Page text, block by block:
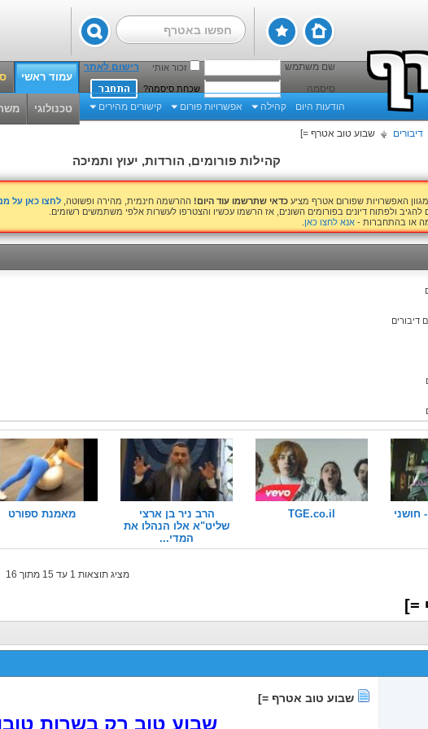
שם משתמש זכור אותי
רישום לאתר
סיסמה
שכחת סיסמה?
עמוד ראשי
הודעות היום קהילה אפשרויות פורום קישורים מהירים טכנולוגי
דיבורים שבוע טוב אטרף =]
קהילות פורומים, הורדות, יעוץ ותמיכה
האפשרויות שפורום אטרף מציע כדאי שתרשמו עוד היום! ההרשמה חינמית, מהירה ופשוטה, לחצו כאן על
ולפתוח דיונים בפורומים השונים, אז הרשמו עכשיו והצטרפו לעשרות אלפי משתמשים רשומים.
או בהתחברות - אנא לחצו כאן
TGE.co.il
הרב ניר בן ארצי
שליט"א אלו הנהלו את
המדי...
מאמנת ספורט
מציג תוצאות 1 עד 15 מתוך 16
=]
שבוע טוב אטרף =]
שבוע טוב רק בשרות